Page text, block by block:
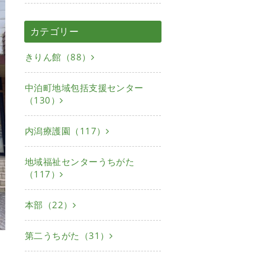
カテゴリー
きりん館（88）
中泊町地域包括支援センター
（130）
内潟療護園（117）
地域福祉センターうちがた
（117）
本部（22）
第二うちがた（31）